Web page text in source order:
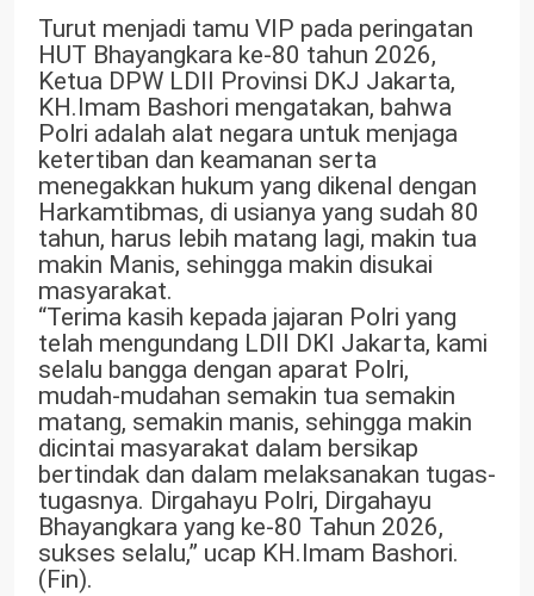
Turut menjadi tamu VIP pada peringatan
HUT Bhayangkara ke-80 tahun 2026,
Ketua DPW LDII Provinsi DKJ Jakarta,
KH.Imam Bashori mengatakan, bahwa
Polri adalah alat negara untuk menjaga
ketertiban dan keamanan serta
menegakkan hukum yang dikenal dengan
Harkamtibmas, di usianya yang sudah 80
tahun, harus lebih matang lagi, makin tua
makin Manis, sehingga makin disukai
masyarakat.
“Terima kasih kepada jajaran Polri yang
telah mengundang LDII DKI Jakarta, kami
selalu bangga dengan aparat Polri,
mudah-mudahan semakin tua semakin
matang, semakin manis, sehingga makin
dicintai masyarakat dalam bersikap
bertindak dan dalam melaksanakan tugas-
tugasnya. Dirgahayu Polri, Dirgahayu
Bhayangkara yang ke-80 Tahun 2026,
sukses selalu,” ucap KH.Imam Bashori.
(Fin).